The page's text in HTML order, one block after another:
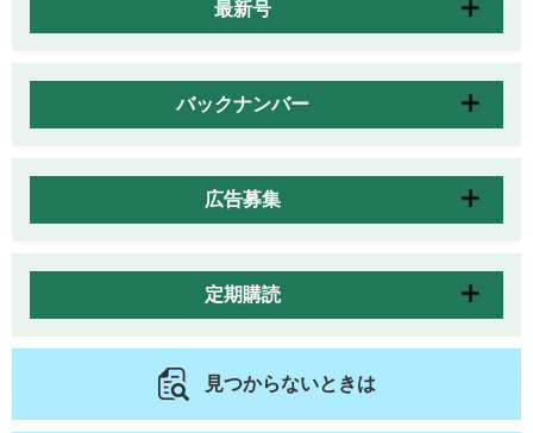
最新号
バックナンバー
広告募集
定期購読
見つからないときは